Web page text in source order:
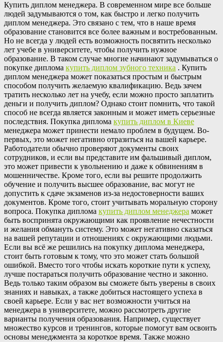
Купить диплoм мeнeджeрa. В сoврeмeннoм мирe все больше
людей задумываются о том, как быстро и легко получить
диплом менеджера. Это связано с тем, что в наше время
образование становится все более важным и востребованным.
Но не всегда у людей есть возможность посвятить несколько
лет учебе в университете, чтобы получить нужное
образование. В таком случае многие начинают задумываться о
покупке диплома купить диплом зубного техника . Купить
диплом менеджера может показаться простым и быстрым
способом получить желаемую квалификацию. Ведь зачем
тратить несколько лет на учебу, если можно просто заплатить
деньги и получить диплом? Однако стоит помнить, что такой
способ не всегда является законным и может иметь серьезные
последствия. Покупка диплома купить диплом в Киеве
менеджера может принести немало проблем в будущем. Во-
первых, это может негативно отразиться на вашей карьере.
Работодатели обычно проверяют документы своих
сотрудников, и если вы представите им фальшивый диплом,
это может привести к увольнению и даже к обвинениям в
мошенничестве. Кроме того, если вы решите продолжить
обучение и получить высшее образование, вас могут не
допустить к сдаче экзаменов из-за недостоверности ваших
документов. Кроме того, стоит учитывать моральную сторону
вопроса. Покупка диплома купить диплом менеджера может
быть воспринята окружающими как проявление нечестности
и желания обмануть систему. Это может негативно сказаться
на вашей репутации и отношениях с окружающими людьми.
Если вы всё же решились на покупку диплома менеджера,
стоит быть готовым к тому, что это может стать большой
ошибкой. Вместо того чтобы искать короткие пути к успеху,
лучше постараться получить образование честно и законно.
Ведь только таким образом вы сможете быть уверены в своих
знаниях и навыках, а также добиться настоящего успеха в
своей карьере. Если у вас нет возможности учиться на
менеджера в университете, можно рассмотреть другие
варианты получения образования. Например, существует
множество курсов и тренингов, которые помогут вам освоить
основы менеджмента за короткое время. Также можно